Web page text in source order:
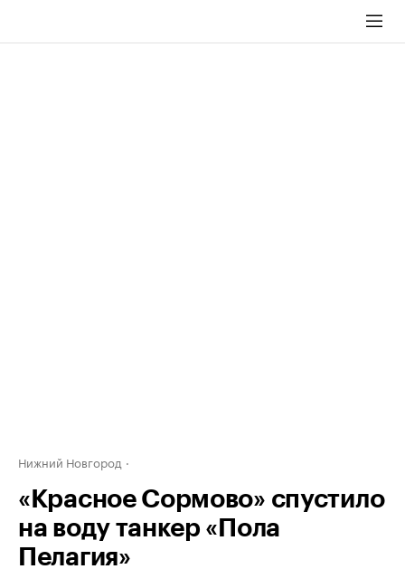
Нижний Новгород
«Красное Сормово» спустило
на воду танкер «Пола
Пелагия»